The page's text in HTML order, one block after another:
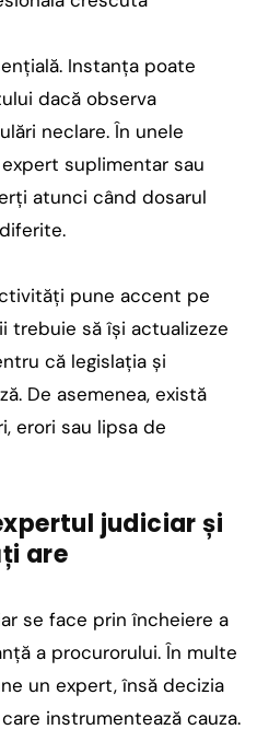
Instanța poate
dacă observa
neclare. În unele
suplimentar sau
atunci când dosarul
pune accent pe
trebuie să își actualizeze
că legislația și
De asemenea, există
erori sau lipsa de
judiciar și
are
se face prin încheiere a
a procurorului. În multe
un expert, însă decizia
instrumentează cauza.